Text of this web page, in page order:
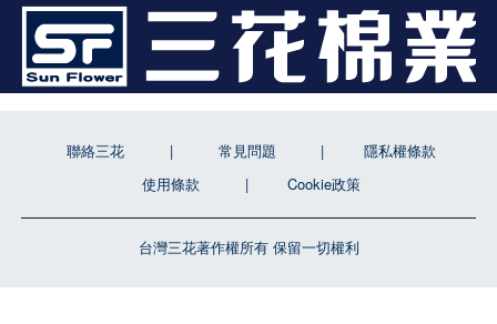
台灣三花著作權所有 保留一切權利
聯絡三花 常見問題
隱私權條款
使用條款
Cookie政策